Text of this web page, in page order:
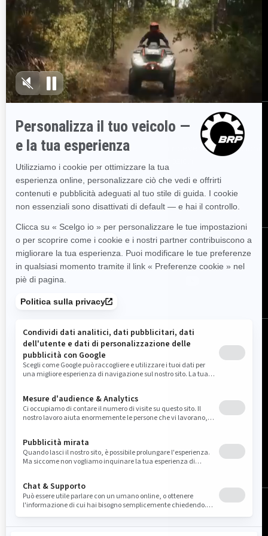
Esplora Sea-Doo
Serve Aiuto?
Lavoro
Entra nella rete rivenditori
BRP
Promemoria sulla sicurezza
BRP Experiences
Iscriviti
Partecipa alla Newsletter.Sii il primo a ricevere informazioni
Iscriviti
Seguici